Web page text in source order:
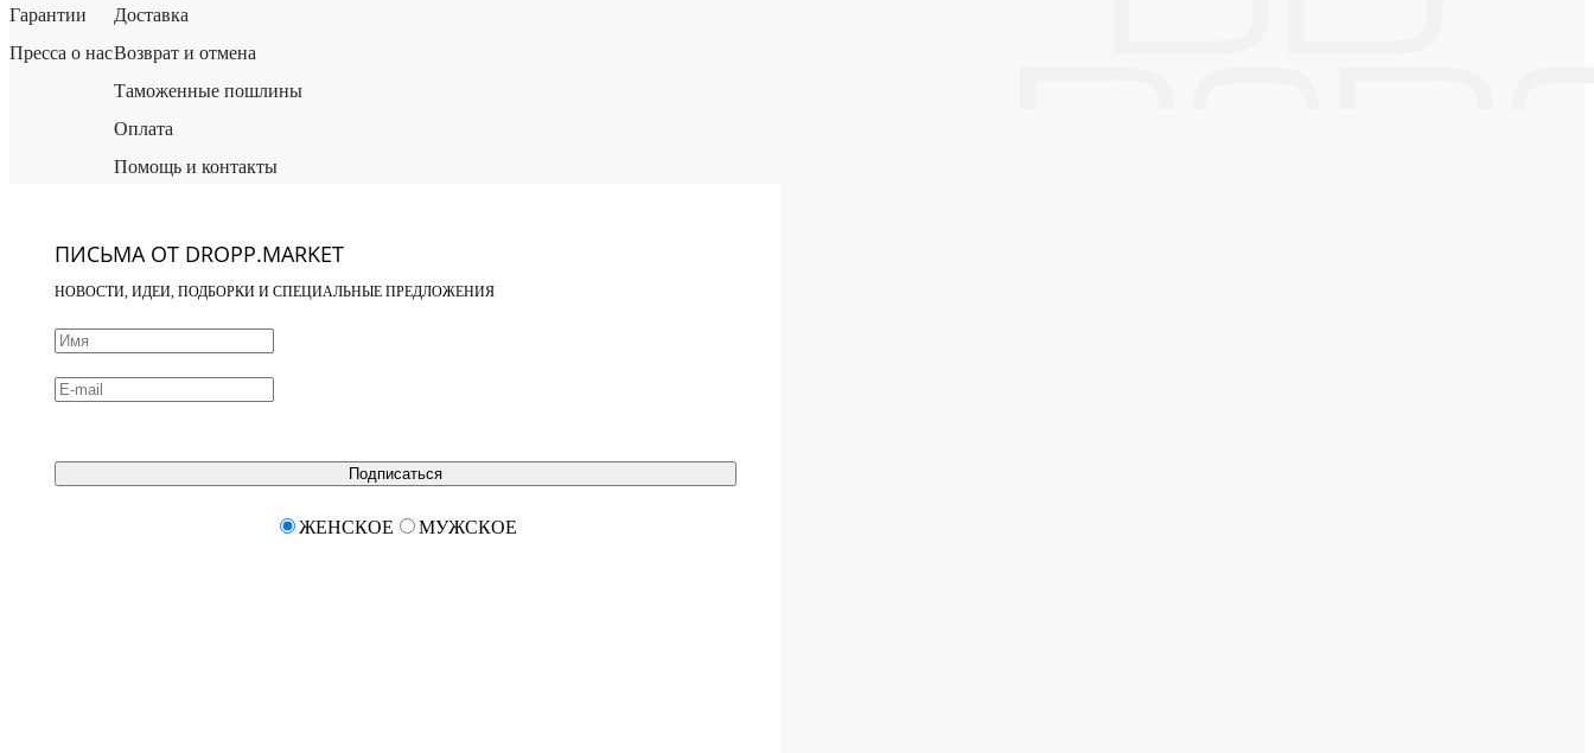
Гарантии
Пресса о нас
Доставка
Возврат и отмена
Таможенные пошлины
Оплата
Помощь и контакты
ПИСЬМА ОТ DROPP.MARKET
НОВОСТИ, ИДЕИ, ПОДБОРКИ И СПЕЦИАЛЬНЫЕ ПРЕДЛОЖЕНИЯ
Подписаться
ЖЕНСКОЕ МУЖСКОЕ